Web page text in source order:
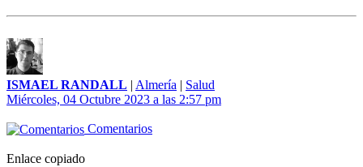
ISMAEL RANDALL | Almería | Salud
Miércoles, 04 Octubre 2023 a las 2:57 pm
Comentarios
Enlace copiado